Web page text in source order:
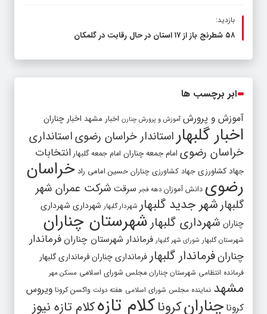
بازدید:
۵۸ شطرنج‌ باز از ۱۷ استان در حال رقابت در گلمکان
ابر برچسب ها
آموزش و پرورش آموزش و پرورش چنارن اخبار مشهد اخبار چناران
اخبار گلبهار استاندار خراسان رضویاستانداری
خراسان رضوی امام جمعه چناران امام جمعه گلبهار انتخابات
جهاد کشاورزی جهاد کشاورزی چناران حسین امامی راد خراسان
رضوی دانش آموزان دهه فجر سرقت شرکت عمران شهر
گلبهارشهر جدید گلبهار شهردار گلبهار شهرداری شهرداری
چناران شهرداری گلبهار شهرستان چناران
شهرستان گلبهار شورای شهر گلبهار فرماندار شهرستان چناران فرماندار
چنارانفرماندار گلبهار فرمانداری چنارانفرمانداری گلبهار
فرمانده انتظامی شهرستان چناران مجلس شورای اسلامی مسکن مهر
مشهد نماینده مجلس شورای اسلامی هفته دولت واکسن کرونا ویروس
کرونا چنارانکروناکلام تازهکلام تازه نیوز